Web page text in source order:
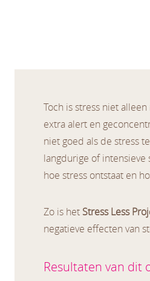
Toch is stress niet
extra alert en
niet goed als de stress
langdurige of
hoe stress ontstaat en
Zo is het Stress Less
negatieve effecten van
Resultaten van dit